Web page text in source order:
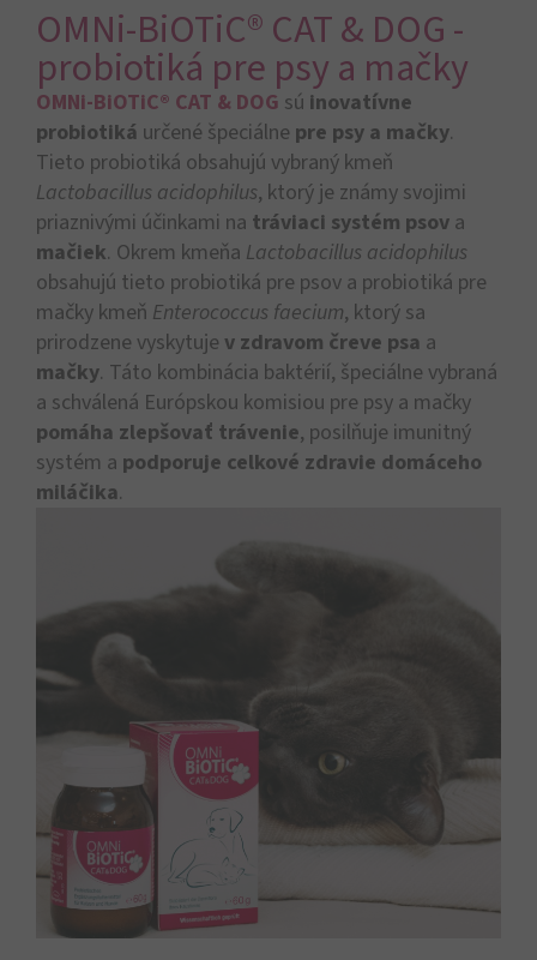
OMNi-BiOTiC® CAT & DOG -
probiotiká pre psy a mačky
OMNi-BiOTiC® CAT & DOG sú inovatívne
probiotiká určené špeciálne pre psy a mačky.
Tieto probiotiká obsahujú vybraný kmeň
Lactobacillus acidophilus, ktorý je známy svojimi
priaznivými účinkami na tráviaci systém psov a
mačiek. Okrem kmeňa Lactobacillus acidophilus
obsahujú tieto probiotiká pre psov a probiotiká pre
mačky kmeň Enterococcus faecium, ktorý sa
prirodzene vyskytuje v zdravom čreve psa a
mačky. Táto kombinácia baktérií, špeciálne vybraná
a schválená Európskou komisiou pre psy a mačky
pomáha zlepšovať trávenie, posilňuje imunitný
systém a podporuje celkové zdravie domáceho
miláčika.